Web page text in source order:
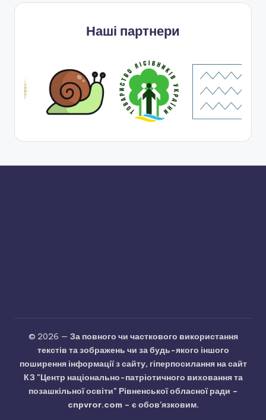
Наші партнери
© 2026 — За повного чи часткового використання
текстів та зображень чи за будь-якого іншого
поширення інформації з сайту, гіперпосилання на сайт
КЗ "Центр національно-патріотичного виховання та
позашкільної освіти" Рівненської обласної ради –
cnpvror.com – є обов'язковим.